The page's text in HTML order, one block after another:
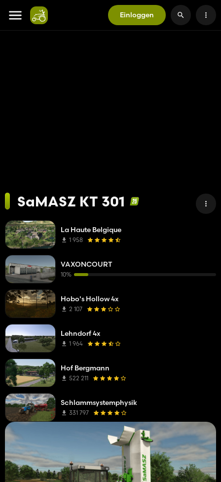
Einloggen
SaMASZ KT 301
La Haute Belgique
1 958
VAXONCOURT
10%
Hobo's Hollow 4x
2 107
Lehndorf 4x
1 964
Hof Bergmann
522 211
Schlammsystemphysik
331 797